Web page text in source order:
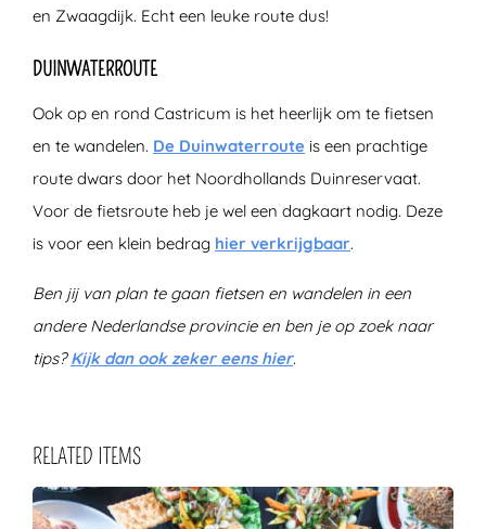
en Zwaagdijk. Echt een leuke route dus!
DUINWATERROUTE
Ook op en rond Castricum is het heerlijk om te fietsen
en te wandelen. De Duinwaterroute is een prachtige
route dwars door het Noordhollands Duinreservaat.
Voor de fietsroute heb je wel een dagkaart nodig. Deze
is voor een klein bedrag hier verkrijgbaar.
Ben jij van plan te gaan fietsen en wandelen in een
andere Nederlandse provincie en ben je op zoek naar
tips?Kijk dan ook zeker eens hier.
RELATED ITEMS